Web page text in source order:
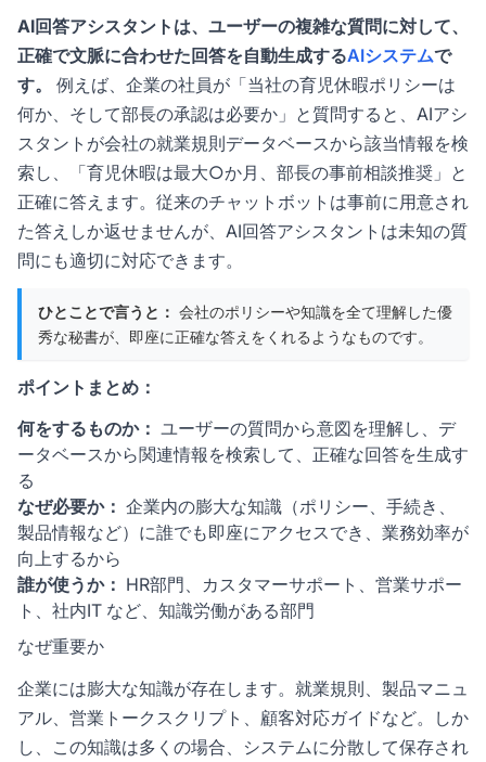
AI回答アシスタントは、ユーザーの複雑な質問に対して、
正確で文脈に合わせた回答を自動生成するAIシステムで
す。
例えば、企業の社員が「当社の育児休暇ポリシーは
何か、そして部長の承認は必要か」と質問すると、AIアシ
スタントが会社の就業規則データベースから該当情報を検
索し、「育児休暇は最大○か月、部長の事前相談推奨」と
正確に答えます。従来のチャットボットは事前に用意され
た答えしか返せませんが、AI回答アシスタントは未知の質
問にも適切に対応できます。
ひとことで言うと： 会社のポリシーや知識を全て理解した優
秀な秘書が、即座に正確な答えをくれるようなものです。
ポイントまとめ：
何をするものか： ユーザーの質問から意図を理解し、デ
ータベースから関連情報を検索して、正確な回答を生成す
る
なぜ必要か： 企業内の膨大な知識（ポリシー、手続き、
製品情報など）に誰でも即座にアクセスでき、業務効率が
向上するから
誰が使うか： HR部門、カスタマーサポート、営業サポー
ト、社内IT など、知識労働がある部門
なぜ重要か
企業には膨大な知識が存在します。就業規則、製品マニュ
アル、営業トークスクリプト、顧客対応ガイドなど。しか
し、この知識は多くの場合、システムに分散して保存され